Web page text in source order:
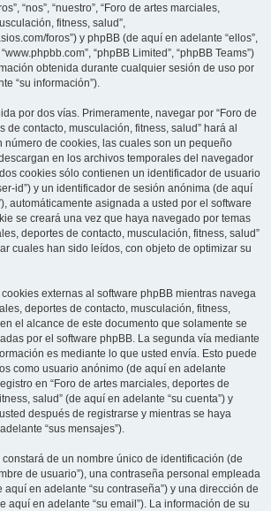
“nos”, “nuestro”, “Foro de artes marciales,
fitness, salud”,
foros”) y phpBB (de aquí en adelante “ellos”,
“phpBB Limited”, “phpBB Teams”)
obtenida durante cualquier sesión de uso por
“su información”).
por dos vías. Primeramente, navegar por “Foro de
de contacto, musculación, fitness, salud” hará al
número de cookies, las cuales son un pequeño
en los archivos temporales del navegador
cookies sólo contienen un identificador de usuario
id”) y un identificador de sesión anónima (de aquí
automáticamente asignada a usted por el software
se creará una vez que haya navegado por temas
deportes de contacto, musculación, fitness, salud”
cuales han sido leídos, con objeto de optimizar su
externas al software phpBB mientras navega
deportes de contacto, musculación, fitness,
el alcance de este documento que solamente se
por el software phpBB. La segunda vía mediante
es mediante lo que usted envía. Esto puede
como usuario anónimo (de aquí en adelante
en “Foro de artes marciales, deportes de
salud” (de aquí en adelante “su cuenta”) y
después de registrarse y mientras se haya
“sus mensajes”).
de un nombre único de identificación (de
de usuario”), una contraseña personal empleada
en adelante “su contraseña”) y una dirección de
aquí en adelante “su email”). La información de su